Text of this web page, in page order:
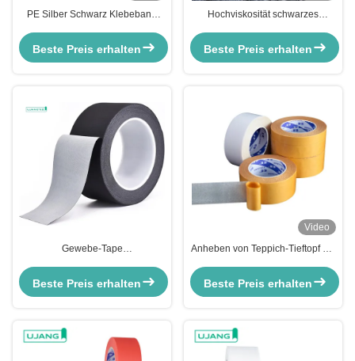
PE Silber Schwarz Klebeband
Länge 270um Dicke
Beste Preis erhalten
Hochviskosität schwarzes
Außenanwendungen
Beste Preis erhalten
Gewebe-Tape
Tape für die Bühne Schwarzes
Ducktape
Beste Preis erhalten
Video
Anheben von Teppich-Tieftopf mit
Schwermaschen-Doppelseite
Beste Preis erhalten